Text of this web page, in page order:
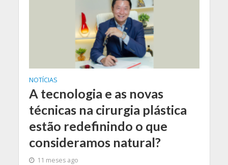
NOTÍCIAS
A tecnologia e as novas
técnicas na cirurgia plástica
estão redefinindo o que
consideramos natural?
11 meses ago